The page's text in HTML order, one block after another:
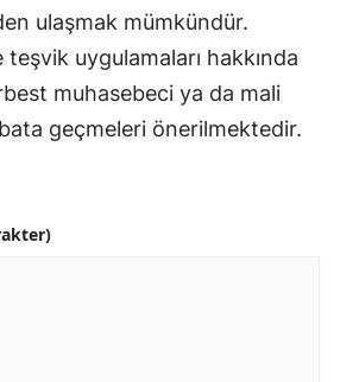
ulaşmak mümkündür.
uygulamaları hakkında
muhasebeci ya da mali
geçmeleri önerilmektedir.